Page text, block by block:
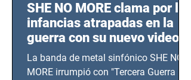
SHE NO MORE clama por las
infancias atrapadas en la
guerra con su nuevo video
TERCERA GUERRA
MUNDIAL
La banda de metal sinfónico SHE NO
MORE irrumpió con "Tercera Guerra